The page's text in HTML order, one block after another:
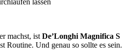
lassen
machst, ist De’Longhi Magnifica S
Routine. Und genau so sollte es sein.